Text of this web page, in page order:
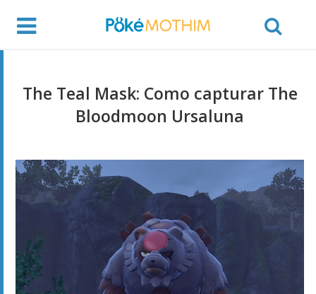
The Teal Mask: Como capturar The
Bloodmoon Ursaluna